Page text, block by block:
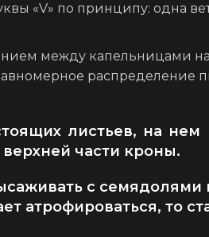
«V» по принципу: одна
между капельницами
распределение
листьев, на нем
части кроны.
с
атрофироваться, то